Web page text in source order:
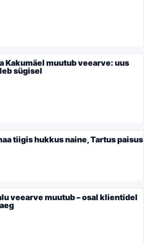
Kakumäel muutub veearve: uus
sügisel
tiigis hukkus naine, Tartus paisus
veearve muutub – osal klientidel